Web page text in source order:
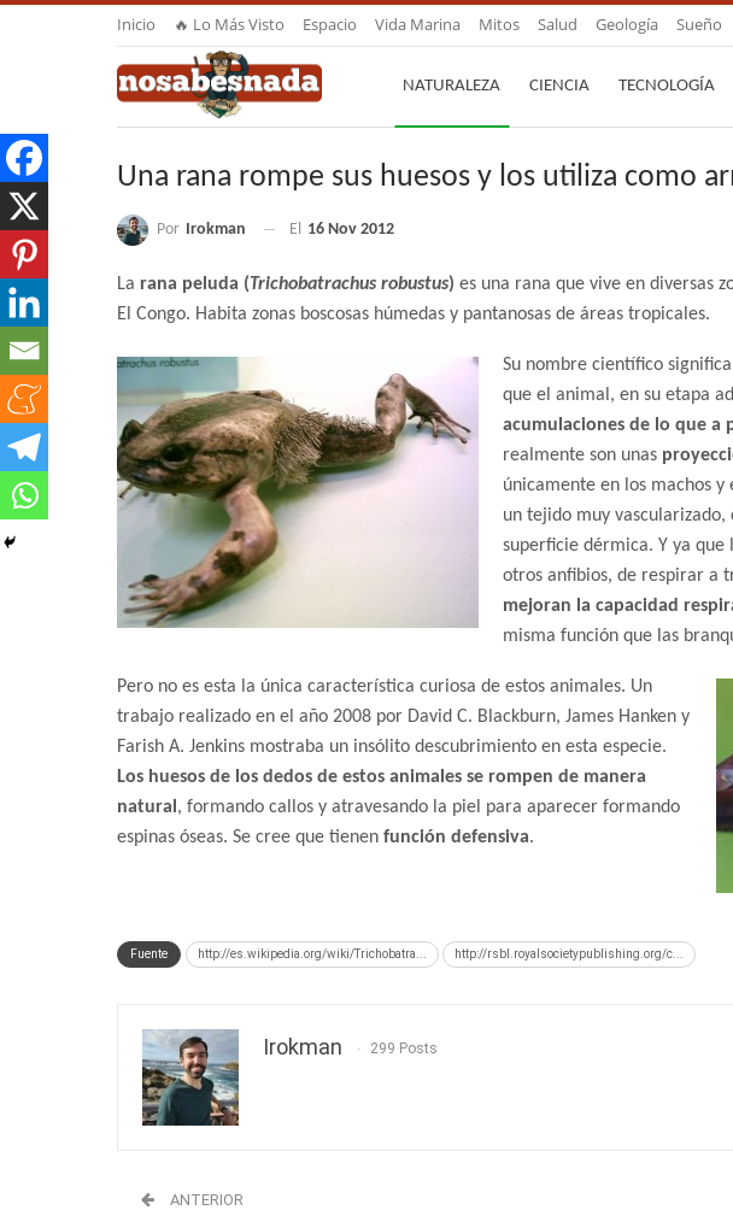
Inicio 🔥 Lo Más Visto Espacio Vida Marina Mitos Salud Geología Sueño
NATURALEZA CIENCIA TECNOLOGÍA
Una rana rompe sus huesos y los utiliza como
Por Irokman El 16 Nov 2012
La rana peluda (Trichobatrachus robustus) es una rana que vive en diversas
El Congo. Habita zonas boscosas húmedas y pantanosas de áreas tropicales.
Su nombre científico significa
que el animal, en su etapa
acumulaciones de lo que a
realmente son unas
únicamente en los machos
un tejido muy
superficie dérmica. Y ya que
otros anfibios, de respirar a
mejoran la capacidad
misma función que las
Pero no es esta la única característica curiosa de estos animales. Un
trabajo realizado en el año 2008 por David C. Blackburn, James Hanken y
Farish A. Jenkins mostraba un insólito descubrimiento en esta especie.
Los huesos de los dedos de estos animales se rompen de manera
natural, formando callos y atravesando la piel para aparecer formando
espinas óseas. Se cree que tienen función defensiva.
Fuente http://es.wikipedia.org/wiki/Trichobatra... http://rsbl.royalsocietypublishing.org/c...
Irokman 299 Posts
ANTERIOR